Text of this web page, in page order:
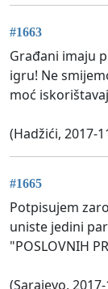
#1663
Građani imaju
igru! Ne
moć
(Hadžići, 2017-
#1665
Potpisujem
uniste jedini
"POSLOVNIH
(Sarajevo,